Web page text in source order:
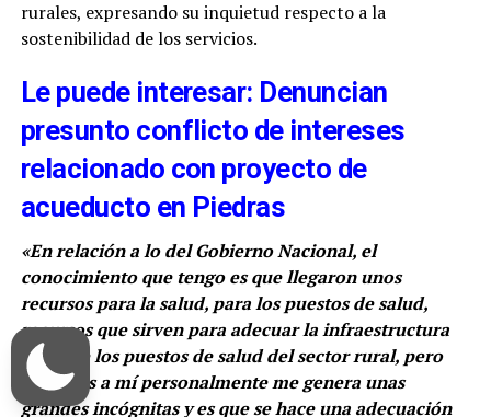
rurales, expresando su inquietud respecto a la
sostenibilidad de los servicios.
Le puede interesar: Denuncian
presunto conflicto de intereses
relacionado con proyecto de
acueducto en Piedras
«En relación a lo del Gobierno Nacional, el
conocimiento que tengo es que llegaron unos
recursos para la salud, para los puestos de salud,
recursos que sirven para adecuar la infraestructura
física de los puestos de salud del sector rural, pero
que pues a mí personalmente me genera unas
grandes incógnitas y es que se hace una adecuación